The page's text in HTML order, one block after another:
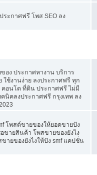
ระกาศฟรี โพส SEO ลง
อง ประกาศหางาน บริการ
ใช้งานง่าย ลงประกาศฟรี ทุก
อนโด ที่ดิน ประกาศฟรี ไม่มี
นิคลงประกาศฟรี กรุงเทพ ลง
โพสต์ขายของให้ยอดขายปัง
ขายสินค้า โพสขายของยังไง
ยของยังไงให้ปัง smf แคปชั่น